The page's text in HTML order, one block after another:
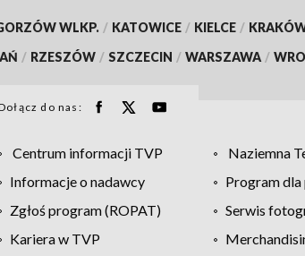
WLKP. / KATOWICE / KIELCE /
/ RZESZÓW / SZCZECIN / WARSZAWA /
do nas:
Centrum informacji TVP Naziemna
Informacje o nadawcy
Program dla
Zgłoś program (ROPAT)
Serwis
Kariera w TVP